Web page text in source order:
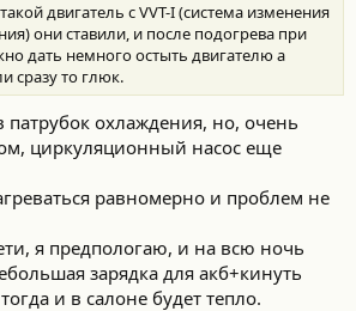
двигатель с VVT-I (система изменения
они ставили, и после подогрева при
дать немного остыть двигателю а
сразу то глюк.
охлаждения, но, очень
циркуляционный насос еще
равномерно и проблем не
я предпологаю, и на всю ночь
зарядка для акб+кинуть
и в салоне будет тепло.